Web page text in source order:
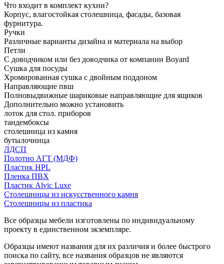
Что входит в комплект кухни?
Корпус, влагостойкая столешница, фасады, базовая
фурнитура.
Ручки
Различные варианты дизайна и материала на выбор
Петли
С доводчиком или без доводчика от компании Boyard
Сушка для посуды
Хромированная сушка с двойным поддоном
Направляющие пвш
Полновыдвижные шариковые направляющие для ящиков
Дополнительно можно установить
лоток для стол. приборов
тандембоксы
столешница из камня
бутылочница
ЛДСП
Полотно АГТ (МДФ)
Пластик HPL
Пленка ПВХ
Пластик Alvic Luxe
Столешницы из искусственного камня
Столешницы из пластика
Все образцы мебели изготовлены по индивидуальному
проекту в единственном экземпляре.
Образцы имеют названия для их различия и более быстрого
поиска по сайту, все названия образцов не являются